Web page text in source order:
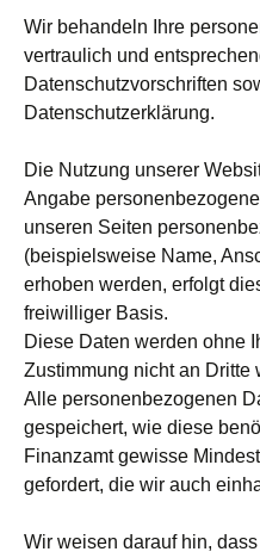
Wir behandeln Ihre
vertraulich und
Datenschutzvorschriften
Datenschutzerklärung.
Die Nutzung unserer
Angabe
unseren Seiten
(beispielsweise Name,
erhoben werden, erfolgt
freiwilliger Basis.
Diese Daten werden ohne
Zustimmung nicht an Dritte
Alle personenbezogenen
gespeichert, wie diese
Finanzamt gewisse
gefordert, die wir auch
Wir weisen darauf hin,